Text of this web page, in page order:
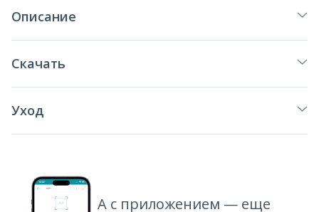
Описание
Скачать
Уход
А с приложением — еще